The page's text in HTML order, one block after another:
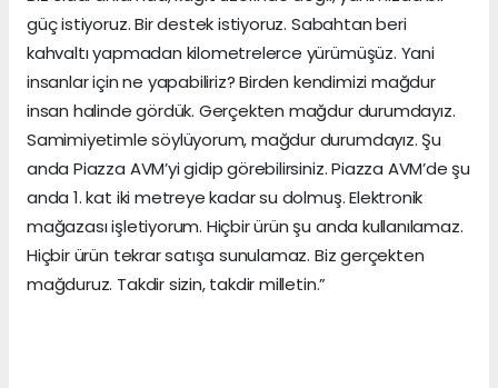
güç istiyoruz. Bir destek istiyoruz. Sabahtan beri
kahvaltı yapmadan kilometrelerce yürümüşüz. Yani
insanlar için ne yapabiliriz? Birden kendimizi mağdur
insan halinde gördük. Gerçekten mağdur durumdayız.
Samimiyetimle söylüyorum, mağdur durumdayız. Şu
anda Piazza AVM’yi gidip görebilirsiniz. Piazza AVM’de şu
anda 1. kat iki metreye kadar su dolmuş. Elektronik
mağazası işletiyorum. Hiçbir ürün şu anda kullanılamaz.
Hiçbir ürün tekrar satışa sunulamaz. Biz gerçekten
mağduruz. Takdir sizin, takdir milletin.”